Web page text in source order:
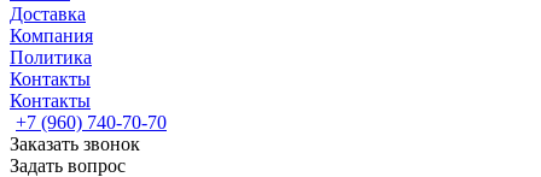
Доставка
Компания
Политика
Контакты
Контакты
+7 (960) 740-70-70
Заказать звонок
Задать вопрос